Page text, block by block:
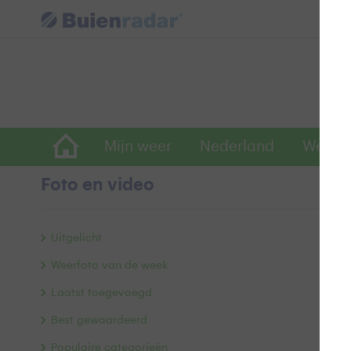
Mijn weer Nederland
Foto en video
Uitgelicht
Weerfoto van de week
Laatst toegevoegd
Best gewaardeerd
Populaire categorieën